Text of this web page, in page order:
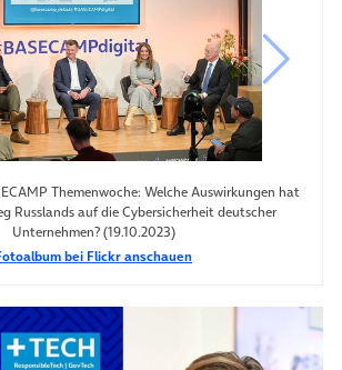
Themenwoche: Welche Auswirkungen hat
Russlands auf die Cybersicherheit deutscher
Unternehmen? (19.10.2023)
Bild
bei Flickr anschauen